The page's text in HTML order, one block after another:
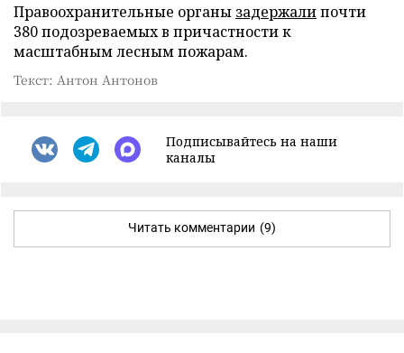
Правоохранительные органы задержалипочти
380 подозреваемых в причастности к
масштабным лесным пожарам.
Текст: Антон Антонов
Подписывайтесь на наши
каналы
Читать комментарии (9)